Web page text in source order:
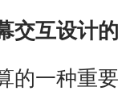
互设计
一种重要